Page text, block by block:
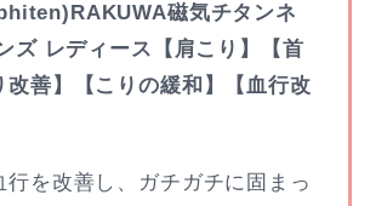
磁気チタンネ
ズ レディース【肩こり】【首
改善】【こりの緩和】【血行改
行を改善し、ガチガチに固まっ